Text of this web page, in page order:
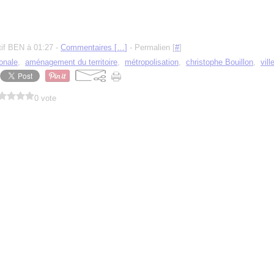
BEN à 01:27 - Commentaires […] - Permalien [#]
, aménagement du territoire, métropolisation, christophe Bouillon,
0 vote